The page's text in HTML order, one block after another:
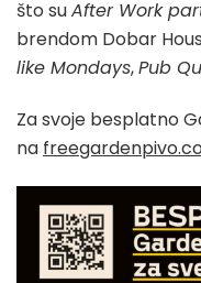
što suAfter Work
brendom Dobar
like Mondays,Pub
Za svoje besplatno
na